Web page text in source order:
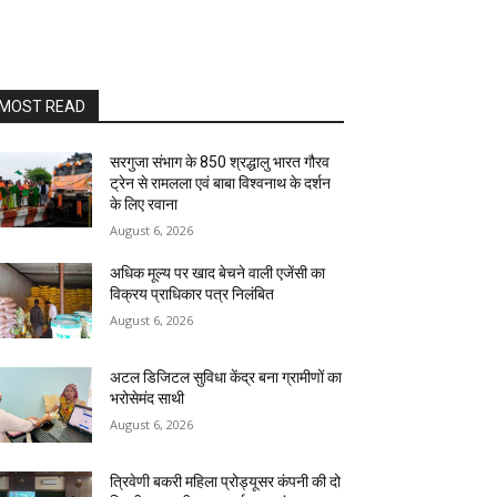
READ
सरगुजा संभाग के 850 श्रद्धालु भारत गौरव
ट्रेन से रामलला एवं बाबा विश्वनाथ के दर्शन
के लिए रवाना
August 6, 2026
अधिक मूल्य पर खाद बेचने वाली एजेंसी का
विक्रय प्राधिकार पत्र निलंबित
August 6, 2026
अटल डिजिटल सुविधा केंद्र बना ग्रामीणों का
भरोसेमंद साथी
August 6, 2026
त्रिवेणी बकरी महिला प्रोड्यूसर कंपनी की दो